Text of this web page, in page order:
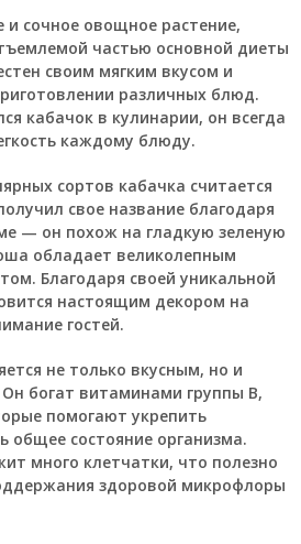
сочное овощное растение,
частью основной диеты
своим мягким вкусом и
различных блюд.
кабачок в кулинарии, он всегда
каждому блюду.
сортов кабачка считается
свое название благодаря
— он похож на гладкую зеленую
обладает великолепным
Благодаря своей уникальной
настоящим декором на
гостей.
не только вкусным, но и
богат витаминами группы B,
помогают укрепить
общее состояние организма.
много клетчатки, что полезно
здоровой микрофлоры